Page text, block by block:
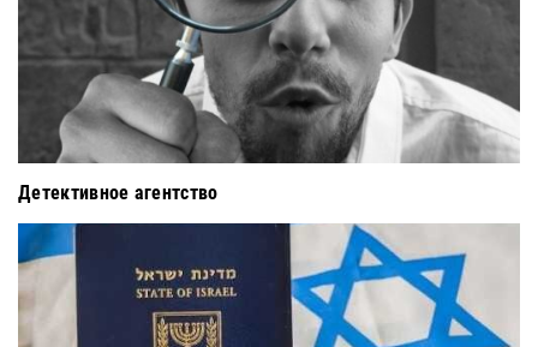
Детективное агентство